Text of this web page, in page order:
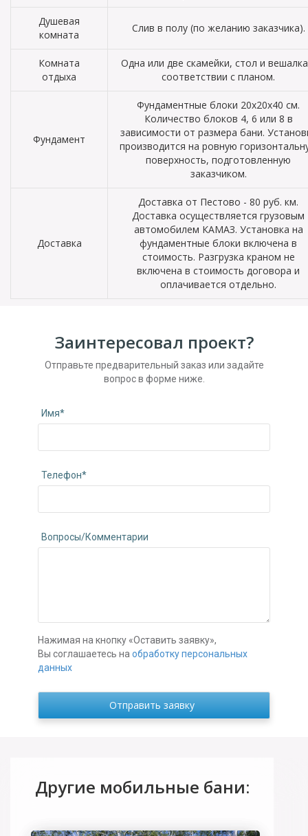
Душевая
комната
Слив в полу (по желанию заказчика).
Комната
отдыха
Одна или две скамейки, стол и
соответствии с планом.
Фундамент
Фундаментные блоки 20х20х40 см.
Количество блоков 4, 6 или 8 в
зависимости от размера бани.
производится на ровную
поверхность, подготовленную
заказчиком.
Доставка
Доставка от Пестово - 80 руб. км.
Доставка осуществляется грузовым
автомобилем КАМАЗ. Установка на
фундаментные блоки включена в
стоимость. Разгрузка краном не
включена в стоимость договора и
оплачивается отдельно.
Заинтересовал проект?
Отправьте предварительный заказ или задайте
вопрос в форме ниже.
Имя*
Телефон*
Вопросы/Комментарии
Нажимая на кнопку «Оставить заявку»,
Вы соглашаетесь на обработку персональных
данных
Другие мобильные бани: